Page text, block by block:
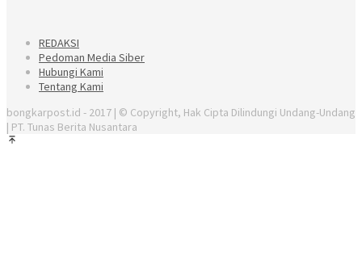
REDAKSI
Pedoman Media Siber
Hubungi Kami
Tentang Kami
bongkarpost.id - 2017 | © Copyright, Hak Cipta Dilindungi Undang-Undang
| PT. Tunas Berita Nusantara